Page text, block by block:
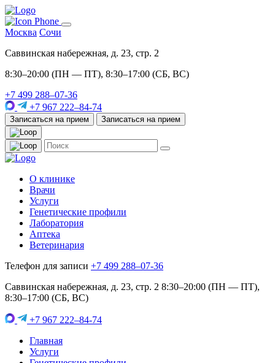
Москва Сочи
Саввинская набережная, д. 23, стр. 2
8:30–20:00 (ПН — ПТ), 8:30–17:00 (СБ, ВС)
+7 499 288–07-36
+7 967 222–84-74
Записаться на прием Записаться на прием
О клинике
Врачи
Услуги
Генетические профили
Лаборатория
Аптека
Ветеринария
Телефон для записи +7 499 288–07-36
Саввинская набережная, д. 23, стр. 2 8:30–20:00 (ПН — ПТ),
8:30–17:00 (СБ, ВС)
+7 967 222–84-74
Главная
Услуги